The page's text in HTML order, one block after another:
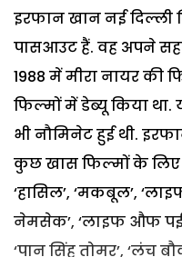
इरफान खान नई
पासआउट हैं. वह अपने
1988 में मीरा नायर की
फिल्मों में डेब्यू किया
भी नौमिनेट हुई थी.
कुछ खास फिल्मों के लिए
‘हासिल’, ‘मकबूल’,
नेमसेक’, ‘लाइफ औफ
‘पान सिंह तोमर’, ‘लंच